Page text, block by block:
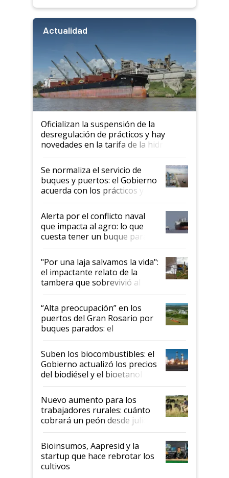
Actualidad
Oficializan la suspensión de la
desregulación de prácticos y hay
novedades en la tarifa de la hidrovía
Se normaliza el servicio de
buques y puertos: el Gobierno
acuerda con los prácticos y
suspende el decreto de
desregulación
Alerta por el conflicto naval
que impacta al agro: lo que
cuesta tener un buque parado
y el peligro de que Argentina
pase a ser "país sucio"
"Por una laja salvamos la vida":
el impactante relato de la
tambera que sobrevivió al
tornado
“Alta preocupación” en los
puertos del Gran Rosario por
buques parados: el
funcionamiento de las
exportadoras en tensión tras
la medida de fuerza de los
prácticos
Suben los biocombustibles: el
Gobierno actualizó los precios
del biodiésel y el bioetanol
Nuevo aumento para los
trabajadores rurales: cuánto
cobrará un peón desde julio
Bioinsumos, Aapresid y la
startup que hace rebrotar los
cultivos